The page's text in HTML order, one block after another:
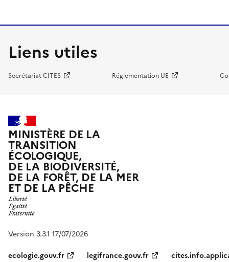
Liens utiles
Secrétariat CITES Réglementation UE
MINISTÈRE DE LA
TRANSITION
ÉCOLOGIQUE,
DE LA BIODIVERSITÉ,
DE LA FORÊT, DE LA MER
ET DE LA PÊCHE
Version 3.3.1 17/07/2026
ecologie.gouv.fr
legifrance.gouv.fr